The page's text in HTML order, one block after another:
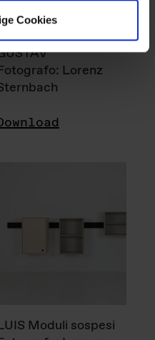
Cookies
Lorenz
Moduli sospesi